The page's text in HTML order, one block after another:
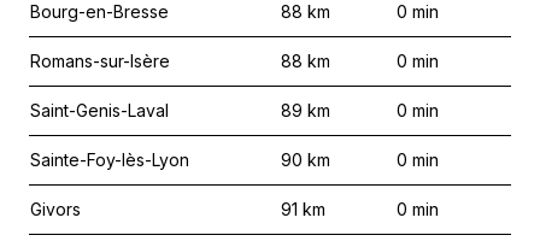
Bourg-en-Bresse 88 km 0 min
Romans-sur-Isère 88 km 0 min
Saint-Genis-Laval 89 km 0 min
Sainte-Foy-lès-Lyon 90 km 0 min
Givors 91 km 0 min